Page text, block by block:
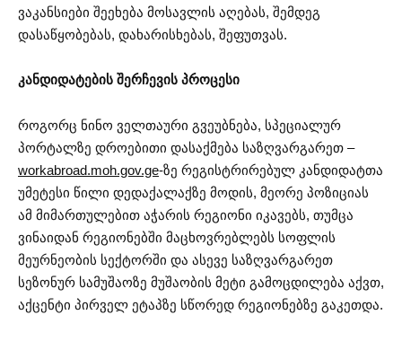
ვაკანსიები შეეხება მოსავლის აღებას, შემდეგ
დასაწყობებას, დახარისხებას, შეფუთვას.
კანდიდატების შერჩევის პროცესი
როგორც ნინო ველთაური გვეუბნება, სპეციალურ
პორტალზე დროებითი დასაქმება საზღვარგარეთ –
workabroad.moh.gov.ge-ზე რეგისტრირებულ კანდიდატთა
უმეტესი წილი დედაქალაქზე მოდის, მეორე პოზიციას
ამ მიმართულებით აჭარის რეგიონი იკავებს, თუმცა
ვინაიდან რეგიონებში მაცხოვრებლებს სოფლის
მეურნეობის სექტორში და ასევე საზღვარგარეთ
სეზონურ სამუშაოზე მუშაობის მეტი გამოცდილება აქვთ,
აქცენტი პირველ ეტაპზე სწორედ რეგიონებზე გაკეთდა.